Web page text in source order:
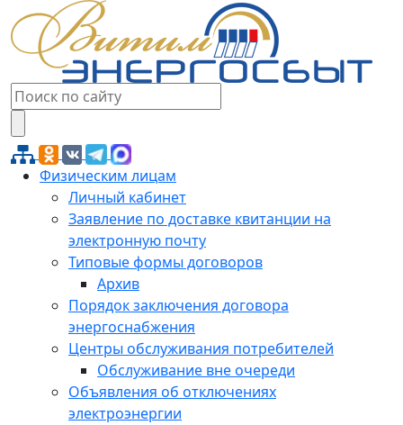
Физическим лицам
Личный кабинет
Заявление по доставке квитанции на
электронную почту
Типовые формы договоров
Архив
Порядок заключения договора
энергоснабжения
Центры обслуживания потребителей
Обслуживание вне очереди
Объявления об отключениях
электроэнергии